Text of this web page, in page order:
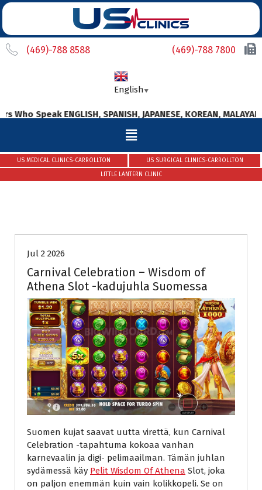
(469)-788 8588 (469)-788 7800
English▼
ENGLISH, SPANISH, JAPANESE, KOREAN, MALAYALAM, HINDI,
US MEDICAL CLINICS-CARROLLTON
US SURGICAL CLINICS-CARROLLTON
LITTLE LANTERN CLINIC
Jul 2 2026
Carnival Celebration – Wisdom of
Athena Slot -kadujuhla Suomessa
Suomen kujat saavat uutta virettä, kun Carnival
Celebration -tapahtuma kokoaa vanhan
karnevaalin ja digi- pelimaailman. Tämän juhlan
sydämessä käy Pelit Wisdom Of Athena Slot, joka
on paljon enemmän kuin vain kolikkopeli. Se on